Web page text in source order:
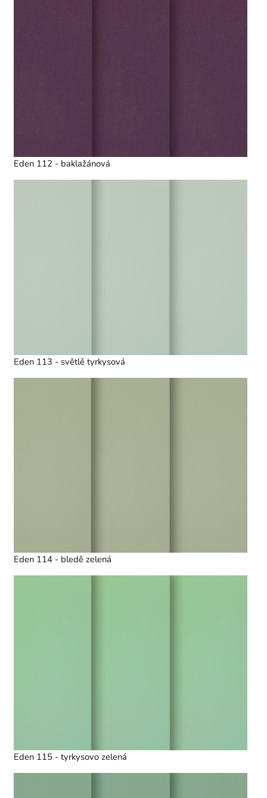
Eden 112 - baklažánová
Eden 113 - světlě tyrkysová
Eden 114 - bledě zelená
Eden 115 - tyrkysovo zelená